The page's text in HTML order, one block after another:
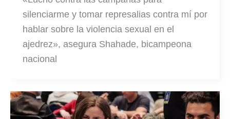
silenciarme y tomar represalias contra mí por
hablar sobre la violencia sexual en el
ajedrez», asegura Shahade, bicampeona
nacional